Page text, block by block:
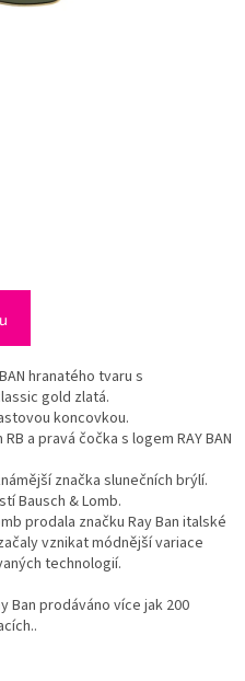
hranatého tvaru s
gold zlatá.
koncovkou.
a pravá čočka s logem RAY BAN
značka slunečních brýlí.
Bausch & Lomb.
prodala značku Ray Ban italské
vznikat módnější variace
technologií.
Ban prodáváno více jak 200